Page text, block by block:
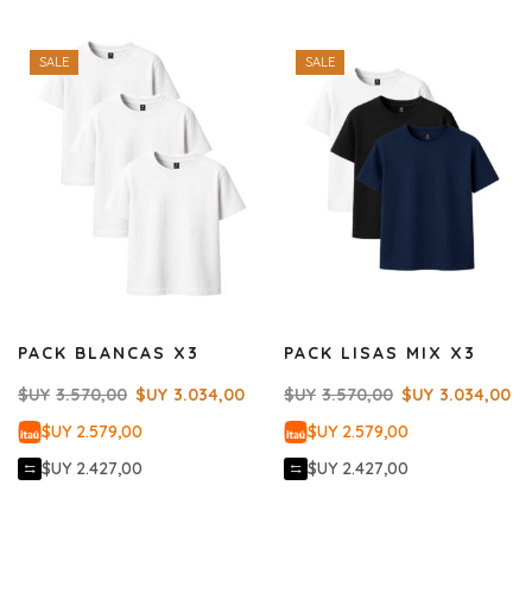
SALE
PACK BLANCAS X3
$UY 3.570,00 $UY 3.034,00
$UY 2.579,00
$UY 2.427,00
SALE
PACK LISAS MIX X3
$UY 3.570,00 $UY 3.034,00
$UY 2.579,00
$UY 2.427,00